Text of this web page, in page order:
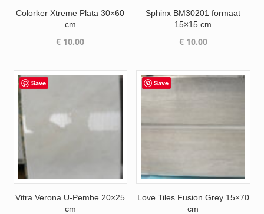
Colorker Xtreme Plata 30×60
cm
€ 10.00
Sphinx BM30201 formaat
15×15 cm
€10.00
Save
Vitra Verona U-Pembe 20×25
cm
Save
Love Tiles Fusion Grey 15×70
cm